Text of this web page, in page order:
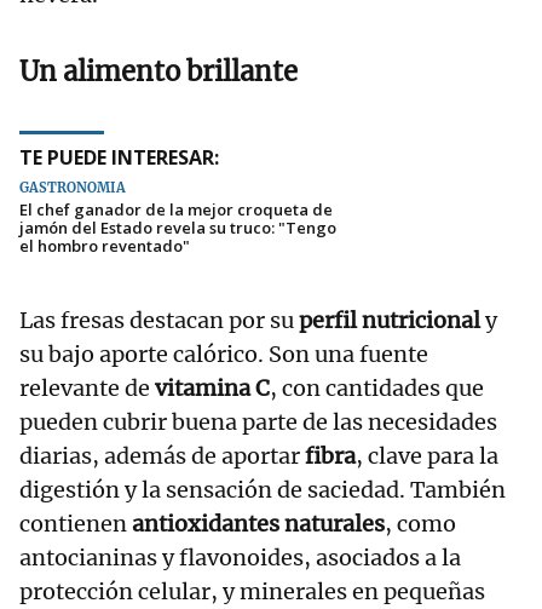
Un alimento brillante
TE PUEDE INTERESAR:
GASTRONOMÍA
El chef ganador de la mejor croqueta de
jamón del Estado revela su truco: "Tengo
el hombro reventado"
Las fresas destacan por superfil nutricionaly
su bajo aporte calórico. Son una fuente
relevante de vitamina C, con cantidades que
pueden cubrir buena parte de las necesidades
diarias, además de aportarfibra, clave para la
digestión y la sensación de saciedad. También
contienenantioxidantes naturales, como
antocianinas y flavonoides, asociados a la
protección celular, y minerales en pequeñas